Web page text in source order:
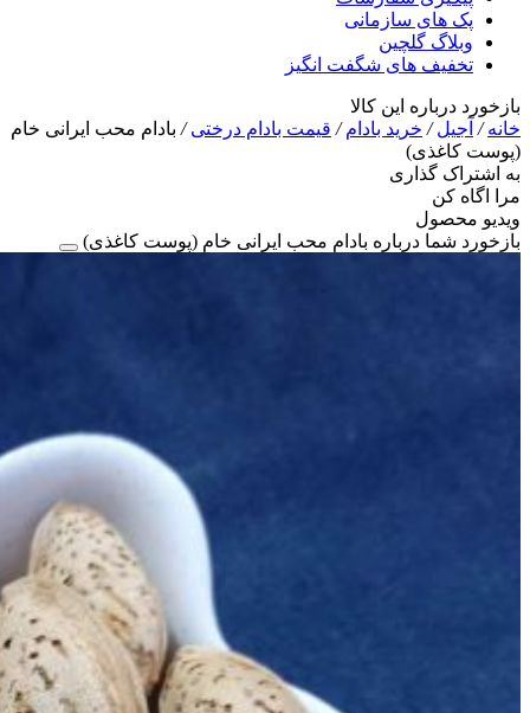
پک های سازمانی
وبلاگ گلچین
تخفیف های شگفت انگیز
بازخورد درباره این کالا
خانه/ آجیل/ خرید بادام/ قیمت بادام درختی/ بادام محب ایرانی خام
(پوست کاغذی)
به اشتراک گذاری
مرا اگاه کن
ویدیو محصول
بازخورد شما درباره بادام محب ایرانی خام (پوست کاغذی)